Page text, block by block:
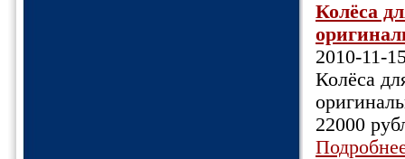
Колёса
2010-11-
Колёса
22000